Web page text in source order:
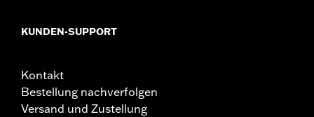
KUNDEN-SUPPORT
Kontakt
Bestellung nachverfolgen
Versand und Zustellung